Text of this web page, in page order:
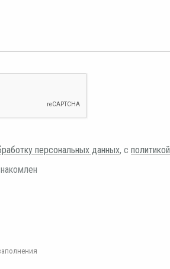
персональных данных, с политикой